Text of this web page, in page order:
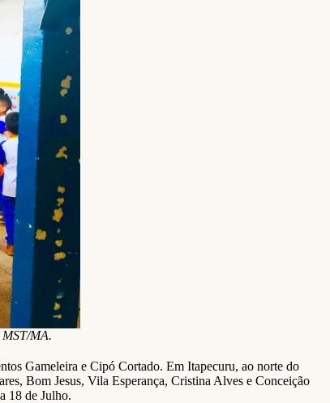
MA.
Gameleira e Cipó Cortado. Em Itapecuru, ao norte do
Bom Jesus, Vila Esperança, Cristina Alves e Conceição
18 de Julho.